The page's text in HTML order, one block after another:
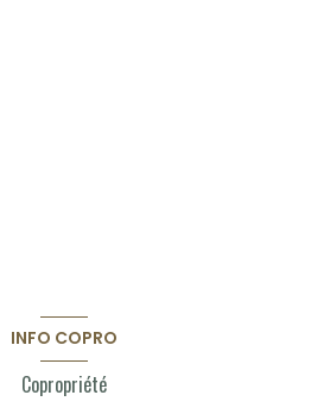
INFO COPRO
Copropriété